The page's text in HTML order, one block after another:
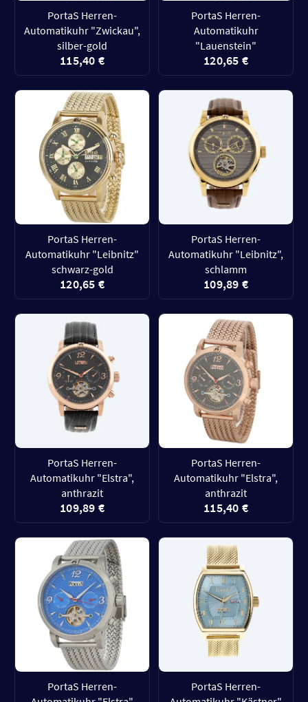
PortaS Herren-
Automatikuhr "Zwickau",
silber-gold
115,40 €
PortaS Herren-
Automatikuhr
"Lauenstein"
120,65 €
PortaS Herren-
Automatikuhr "Leibnitz"
schwarz-gold
120,65 €
PortaS Herren-
Automatikuhr "Leibnitz",
schlamm
109,89 €
PortaS Herren-
Automatikuhr "Elstra",
anthrazit
109,89 €
PortaS Herren-
Automatikuhr "Elstra",
anthrazit
115,40 €
PortaS Herren-
PortaS Herren-